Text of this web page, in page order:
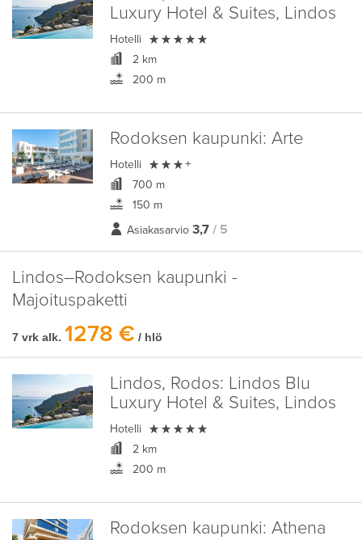
Luxury Hotel & Suites, Lindos
Hotelli 
2 km
200 m
Rodoksen kaupunki: Arte
Hotelli  +
700 m
150 m
Asiakasarvio 3,7 / 5
Lindos–Rodoksen kaupunki -
Majoituspaketti
7 vrk alk. 1278 € / hlö
Lindos, Rodos: Lindos Blu
Luxury Hotel & Suites, Lindos
Hotelli 
2 km
200 m
Rodoksen kaupunki: Athena